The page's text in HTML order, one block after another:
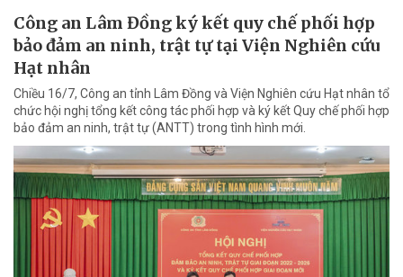
Công an Lâm Đồng ký kết quy chế phối hợp
bảo đảm an ninh, trật tự tại Viện Nghiên cứu
Hạt nhân
Chiều 16/7, Công an tỉnh Lâm Đồng và Viện Nghiên cứu Hạt nhân tổ
chức hội nghị tổng kết công tác phối hợp và ký kết Quy chế phối hợp
bảo đảm an ninh, trật tự (ANTT) trong tình hình mới.